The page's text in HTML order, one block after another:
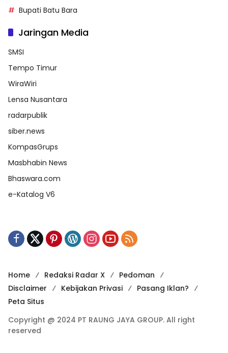
Bupati Batu Bara
Jaringan Media
SMSI
Tempo Timur
WiraWiri
Lensa Nusantara
radarpublik
siber.news
KompasGrups
Masbhabin News
Bhaswara.com
e-Katalog V6
Home Redaksi Radar X
Pedoman
Disclaimer
Kebijakan Privasi
Pasang Iklan?
Peta Situs
Copyright @ 2024 PT RAUNG JAYA GROUP. All right
reserved